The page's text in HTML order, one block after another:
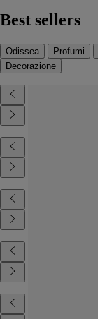
Best sellers
Odissea Profumi
Decorazione